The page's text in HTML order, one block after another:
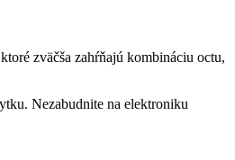
zväčša zahŕňajú kombináciu octu,
Nezabudnite na elektroniku